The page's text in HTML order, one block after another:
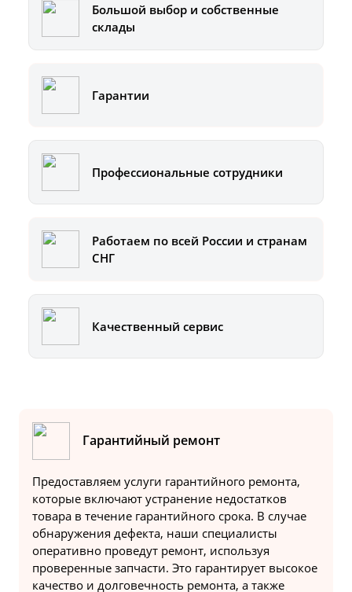
Большой выбор и собственные
склады
Гарантии
Профессиональные сотрудники
Работаем по всей России и странам
СНГ
Качественный сервис
Гарантийный ремонт
Предоставляем услуги гарантийного ремонта,
которые включают устранение недостатков
товара в течение гарантийного срока. В случае
обнаружения дефекта, наши специалисты
оперативно проведут ремонт, используя
проверенные запчасти. Это гарантирует высокое
качество и долговечность ремонта, а также